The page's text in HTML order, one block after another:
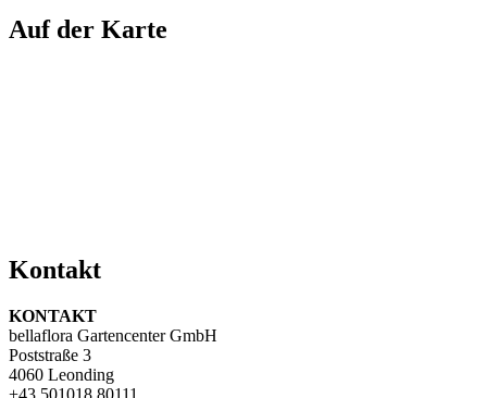
Auf der Karte
Kontakt
KONTAKT
bellaflora Gartencenter GmbH
Poststraße 3
4060 Leonding
+43 501018 80111